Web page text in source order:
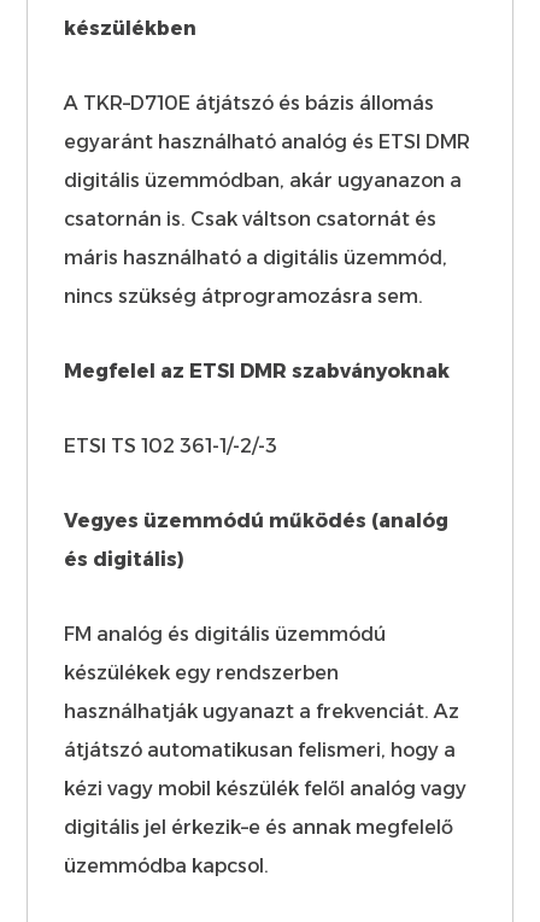
készülékben
A TKR–D710E átjátszó és bázis állomás
egyaránt használható analóg és ETSI DMR
digitális üzemmódban, akár ugyanazon a
csatornán is. Csak váltson csatornát és
máris használható a digitális üzemmód,
nincs szükség átprogramozásra sem.
Megfelel az ETSI DMR szabványoknak
ETSI TS 102 361-1/-2/-3
Vegyes üzemmódú működés (analóg
és digitális)
FM analóg és digitális üzemmódú
készülékek egy rendszerben
használhatják ugyanazt a frekvenciát. Az
átjátszó automatikusan felismeri, hogy a
kézi vagy mobil készülék felől analóg vagy
digitális jel érkezik–e és annak megfelelő
üzemmódba kapcsol.